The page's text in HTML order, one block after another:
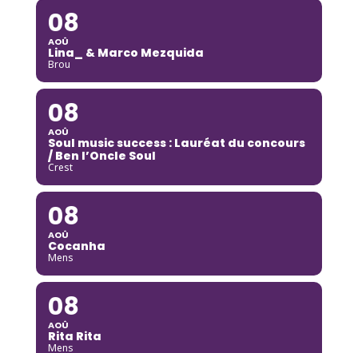
08
AOÛ
Lina_ & Marco Mezquida
Brou
08
AOÛ
Soul music success : Lauréat du concours
/ Ben l’Oncle Soul
Crest
08
AOÛ
Cocanha
Mens
08
AOÛ
Rita Rita
Mens